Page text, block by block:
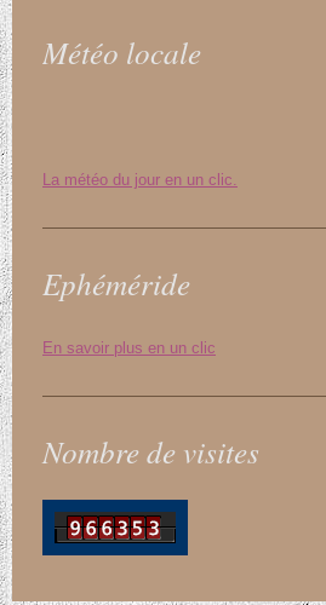
Météo locale
La météo du jour en un clic.
Ephéméride
En savoir plus en un clic
Nombre de visites